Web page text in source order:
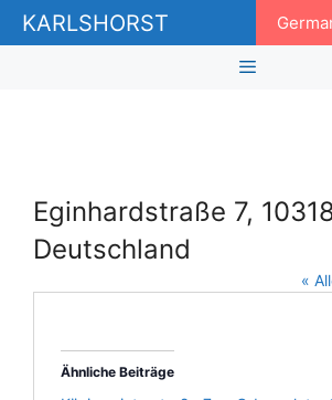
Zum
InhaltKARLSHORST
Eginhardstraße 7,
Deutschland
«
Ähnliche Beiträge